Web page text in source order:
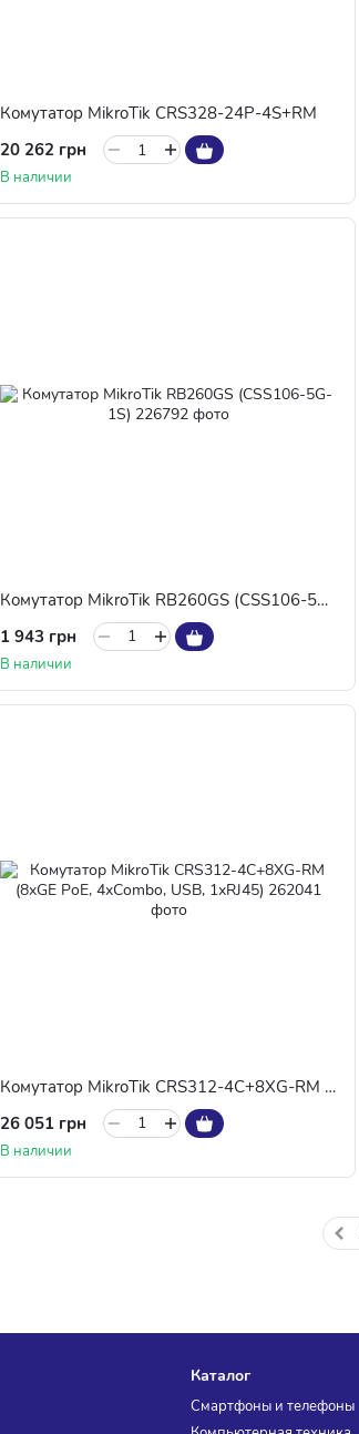
Комутатор MikroTik CRS328-24P-4S+RM
20 262 грн
В наличии
Комутатор MikroTik RB260GS (CSS106-5G-1S)
1 943 грн
В наличии
Комутатор MikroTik CRS312-4C+8XG-RM (8xGE PoE, 4xCombo, USB, 1хRJ45)
26 051 грн
В наличии
Каталог
Смартфоны и телефоны